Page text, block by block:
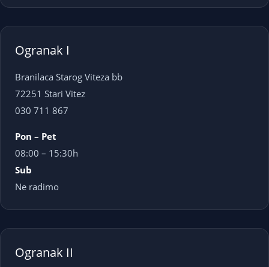
Ogranak I
Branilaca Starog Viteza bb
72251 Stari Vitez
030 711 867
Pon – Pet
08:00 – 15:30h
Sub
Ne radimo
Ogranak II